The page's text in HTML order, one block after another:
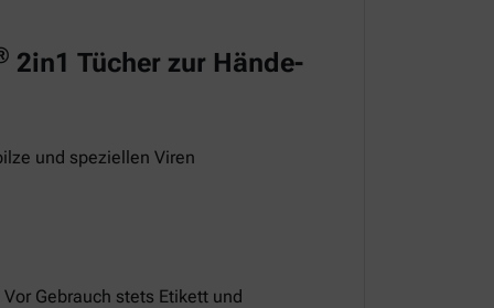
2in1 Tücher zur Hände-
und speziellen Viren
Gebrauch stets Etikett und